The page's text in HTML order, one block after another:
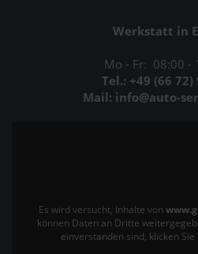
Werkstatt in
Mo - Fr: 08:00 -
Tel.: +49 (66 72)
Mail: info@auto-
Es wird versucht, Inhalte von
können Daten an Dritte
einverstanden sind, klicken